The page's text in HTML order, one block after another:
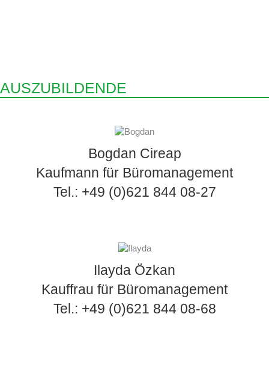
AUSZUBILDENDE
Bogdan Cireap
Kaufmann für Büromanagement
Tel.: +49 (0)621 844 08-27
Ilayda Özkan
Kauffrau für Büromanagement
Tel.: +49 (0)621 844 08-68